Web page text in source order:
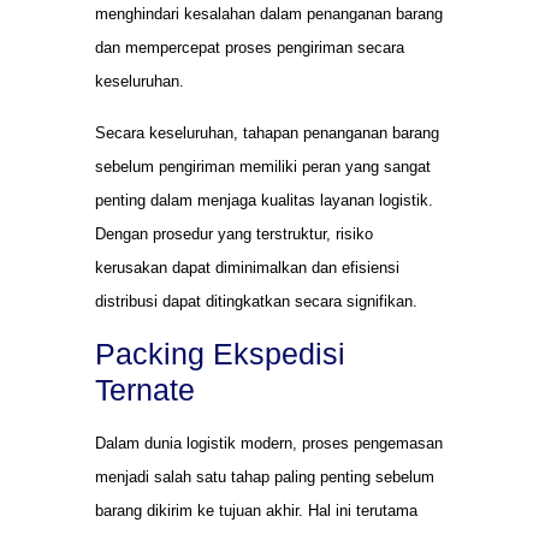
menghindari kesalahan dalam penanganan barang
dan mempercepat proses pengiriman secara
keseluruhan.
Secara keseluruhan, tahapan penanganan barang
sebelum pengiriman memiliki peran yang sangat
penting dalam menjaga kualitas layanan logistik.
Dengan prosedur yang terstruktur, risiko
kerusakan dapat diminimalkan dan efisiensi
distribusi dapat ditingkatkan secara signifikan.
Packing Ekspedisi
Ternate
Dalam dunia logistik modern, proses pengemasan
menjadi salah satu tahap paling penting sebelum
barang dikirim ke tujuan akhir. Hal ini terutama